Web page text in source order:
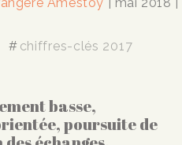
chiffres-clés 2017
basse,
poursuite de